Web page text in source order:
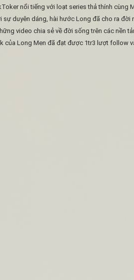
nổi tiếng với loạt series thả thính cùng
sự duyên dáng, hài hước Long đã cho ra
video chia sẻ về đời sống trên các nền
của Long Men đã đạt được 1tr3 lượt follow